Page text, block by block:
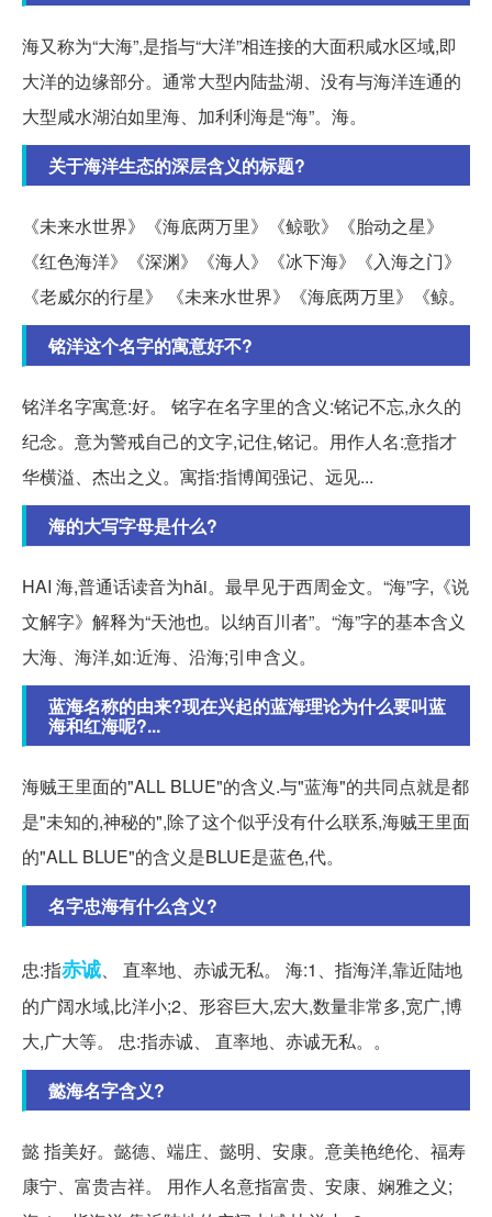
海又称为“大海”,是指与“大洋”相连接的大面积咸水区域,即
大洋的边缘部分。通常大型内陆盐湖、没有与海洋连通的
大型咸水湖泊如里海、加利利海是“海”。海。
关于海洋生态的深层含义的标题?
《未来水世界》《海底两万里》《鲸歌》《胎动之星》
《红色海洋》《深渊》《海人》《冰下海》《入海之门》
《老威尔的行星》 《未来水世界》《海底两万里》《鲸。
铭洋这个名字的寓意好不?
铭洋名字寓意:好。 铭字在名字里的含义:铭记不忘,永久的
纪念。意为警戒自己的文字,记住,铭记。用作人名:意指才
华横溢、杰出之义。寓指:指博闻强记、远见...
海的大写字母是什么?
HAI 海,普通话读音为hǎi。最早见于西周金文。“海”字,《说
文解字》解释为“天池也。以纳百川者”。“海”字的基本含义
大海、海洋,如:近海、沿海;引申含义。
蓝海名称的由来?现在兴起的蓝海理论为什么要叫蓝
海和红海呢?...
海贼王里面的"ALL BLUE"的含义.与"蓝海"的共同点就是都
是"未知的,神秘的",除了这个似乎没有什么联系,海贼王里面
的"ALL BLUE"的含义是BLUE是蓝色,代。
名字忠海有什么含义?
忠:指赤诚、 直率地、赤诚无私。 海:1、指海洋,靠近陆地
的广阔水域,比洋小;2、形容巨大,宏大,数量非常多,宽广,博
大,广大等。 忠:指赤诚、 直率地、赤诚无私。。
懿海名字含义?
懿 指美好。懿德、端庄、懿明、安康。意美艳绝伦、福寿
康宁、富贵吉祥。 用作人名意指富贵、安康、娴雅之义;